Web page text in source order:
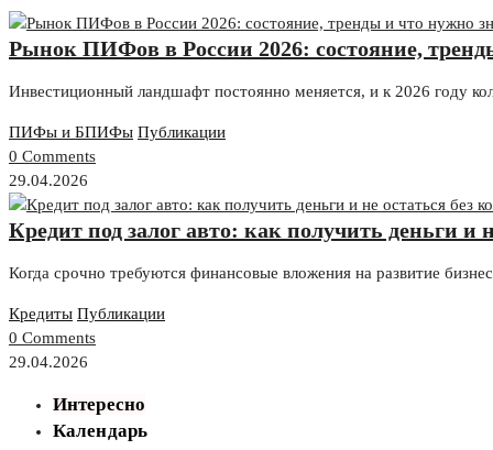
Рынок ПИФов в России 2026: состояние,
Инвестиционный ландшафт постоянно меняется, и к 2026 году
ПИФы и БПИФы Публикации
0 Comments
29.04.2026
Кредит под залог авто: как получить деньги и
Когда срочно требуются финансовые вложения на развитие
Кредиты Публикации
0 Comments
29.04.2026
Интересно
Календарь